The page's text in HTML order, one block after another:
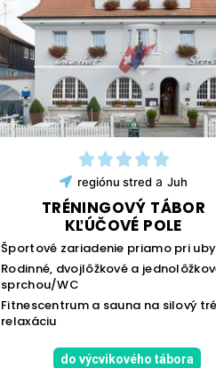
regiónu stred a Juh
TRÉNINGOVÝ TÁBOR
KĽÚČOVÉ POLE
Športové zariadenie priamo pri
Rodinné, dvojlôžkové a
sprchou/WC
Fitnescentrum a sauna na silový
relaxáciu
do výcvikového tábora